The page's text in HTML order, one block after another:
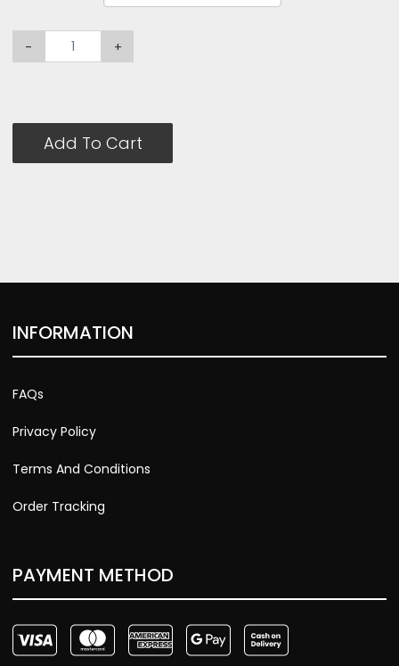
- +
Add To Cart
INFORMATION
FAQs
Privacy Policy
Terms And Conditions
Order Tracking
PAYMENT METHOD